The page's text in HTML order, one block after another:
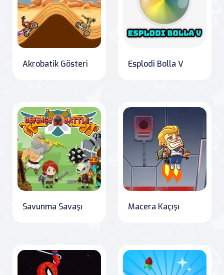
Akrobatik Gösteri Esplodi Bolla V
Savunma Savaşı Macera Kaçışı